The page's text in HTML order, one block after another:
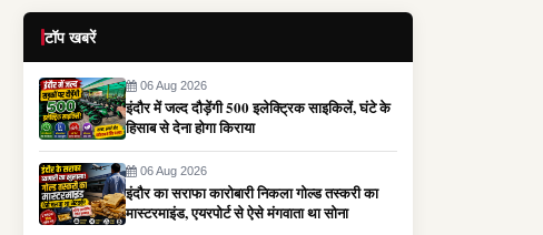
टॉप खबरें
06 Aug 2026
इंदौर में जल्द दौड़ेंगी 500 इलेक्ट्रिक साइकिलें, घंटे के
हिसाब से देना होगा किराया
06 Aug 2026
इंदौर का सराफा कारोबारी निकला गोल्ड तस्करी का
मास्टरमाइंड, एयरपोर्ट से ऐसे मंगवाता था सोना